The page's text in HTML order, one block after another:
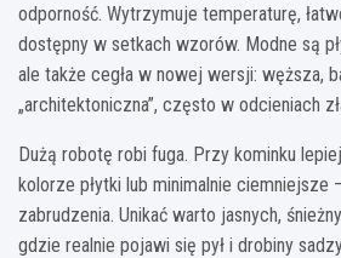
odporność. Wytrzymuje temperaturę,
dostępny w setkach wzorów. Modne są
ale także cegła w nowej wersji: węższa,
„architektoniczna”, często w odcieniach
Dużą robotę robi fuga. Przy kominku
kolorze płytki lub minimalnie ciemniejsze
zabrudzenia. Unikać warto jasnych,
gdzie realnie pojawi się pył i drobiny